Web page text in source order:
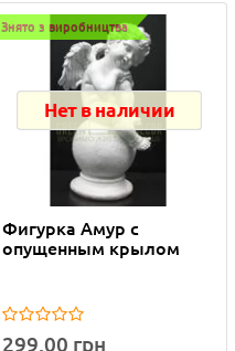
Знято з виробництва
Нет в наличии
Фигурка Амур с
опущенным крылом
299.00 грн